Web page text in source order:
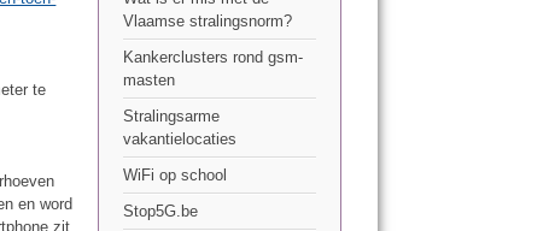
te
en word
zit
Vlaamse stralingsnorm?
Kankerclusters rond gsm-
masten
Stralingsarme
vakantielocaties
WiFi op school
Stop5G.be